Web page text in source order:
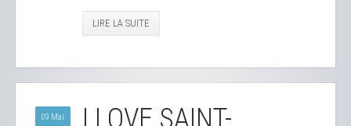
LIRE LA SUITE
09 Mai
I LOVE SAINT-